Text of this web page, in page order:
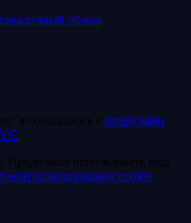
обмен
я соглашаюсь с правилами
использовать наш
использования coоkie